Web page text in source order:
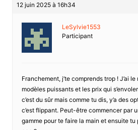
12 juin 2025 à 16h34
LeSylvie1553
Participant
Franchement, j’te comprends trop ! J’ai
modèles puissants et les prix qui
c’est du sûr mais comme tu dis, y’a des
c’est flippant. Peut-être commencer par
gamme pour te faire la main et ensuite tu